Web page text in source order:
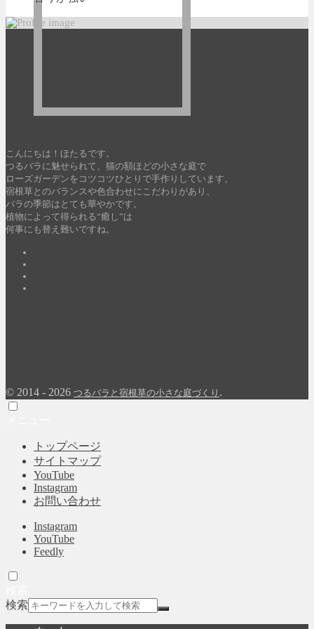
こんにちは！ほたるです。
つるバラに魅せられて、猫の額ほどの小さな庭で
ローズガーデンをコツコツひとりで手作りしています。
宿根草とのバランスや色合わせにこだわりがあり、
バラの季節はとても華やかです。
植物によって得られる“癒し”は
何事にも替え難いですね。
© 2014 - 2026 つるバラと宿根草の小さな庭づくり .
トップページ
サイトマップ
YouTube
Instagram
お問い合わせ
Instagram
YouTube
Feedly
検索